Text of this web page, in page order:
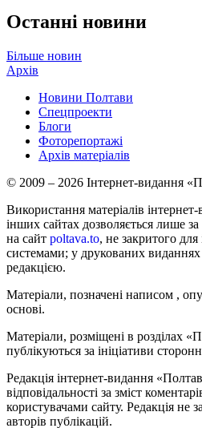
Останні новини
Більше новин
Архів
Новини Полтави
Спецпроекти
Блоги
Фоторепортажі
Архів матеріалів
© 2009 – 2026 Інтернет-видання
Використання матеріалів
інших сайтах дозволяється лише
на сайт poltava.to, не закритого
системами; у друкованих
редакцією.
Матеріали, позначені написом ,
основі.
Матеріали, розміщені в розділах
публікуються за ініціативи
Редакція інтернет-видання
відповідальності за зміст
користувачами сайту. Редакція не
авторів публікацій.